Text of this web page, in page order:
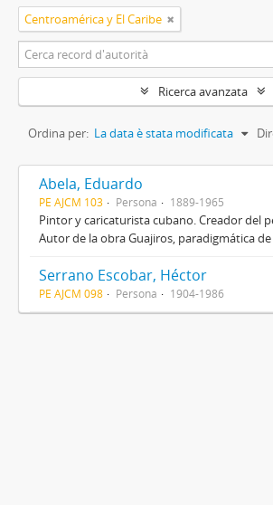
Centroamérica y El Caribe
Ricerca avanzata
Ordina per: La data è stata modificata
Abela, Eduardo
PE AJCM 103 Persona 1889-1965
Pintor y caricaturista cubano. Creador del
Autor de la obra Guajiros, paradigmática
Serrano Escobar, Héctor
PE AJCM 098 Persona 1904-1986